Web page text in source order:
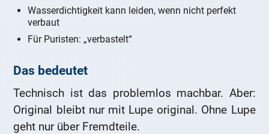
Wasserdichtigkeit kann leiden, wenn nicht perfekt
verbaut
Für Puristen: „verbastelt“
Das bedeutet
Technisch ist das problemlos machbar. Aber:
Original bleibt nur mit Lupe original. Ohne Lupe
geht nur über Fremdteile.